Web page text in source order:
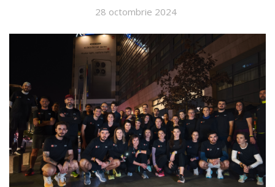
28 octombrie 2024